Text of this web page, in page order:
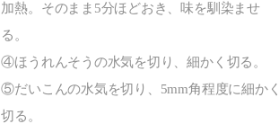
加熱。そのまま5分ほどおき、味を馴染ませ
る。
④ほうれんそうの水気を切り、細かく切る。
⑤だいこんの水気を切り、5mm角程度に細かく
切る。